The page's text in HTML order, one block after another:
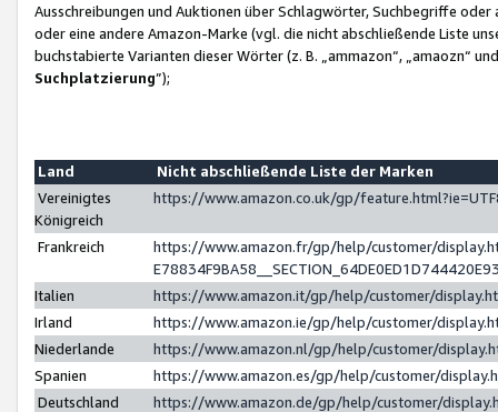
Ausschreibungen und Auktionen über Schlagwörter, Suchbegriffe
oder eine andere Amazon-Marke (vgl. die nicht abschließende Liste
buchstabierte Varianten dieser Wörter (z. B. „ammazon“, „amaozn“
Suchplatzierung”);
Land
Nicht abschließende Liste der Marken
Vereinigtes
Königreich
https://www.amazon.co.uk/gp/
Frankreich
https://www.amazon.fr/gp/help/customer/
Italien
https://www.amazon.it/gp/help/customer/
Irland
https://www.amazon.ie/gp/help/customer/
Niederlande
https://www.amazon.nl/gp/help/customer/
Spanien
https://www.amazon.es/gp/help/customer/
Deutschland
https://www.amazon.de/gp/help/customer/